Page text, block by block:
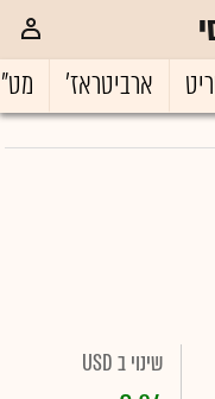
ארביטראז'
שינוי ב USD